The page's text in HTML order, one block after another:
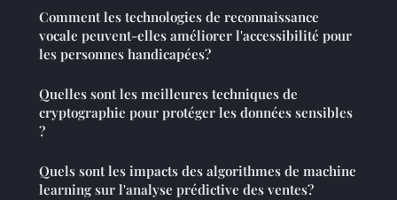
Comment les technologies de reconnaissance
vocale peuvent-elles améliorer l'accessibilité pour
les personnes handicapées?
Quelles sont les meilleures techniques de
cryptographie pour protéger les données sensibles
?
Quels sont les impacts des algorithmes de machine
learning sur l'analyse prédictive des ventes?